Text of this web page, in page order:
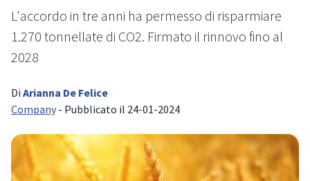
L'accordo in tre anni ha permesso di risparmiare
1.270 tonnellate di CO2. Firmato il rinnovo fino al
2028
Di Arianna De Felice
Company - Pubblicato il 24-01-2024